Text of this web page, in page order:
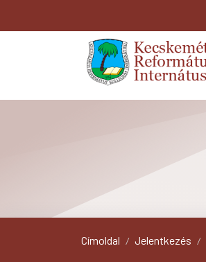
Címoldal / Jelentkezés /